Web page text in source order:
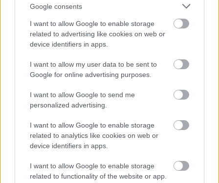
Google consents
I want to allow Google to enable storage
related to advertising like cookies on web or
device identifiers in apps.
I want to allow my user data to be sent to
Google for online advertising purposes.
I want to allow Google to send me
personalized advertising.
I want to allow Google to enable storage
related to analytics like cookies on web or
device identifiers in apps.
I want to allow Google to enable storage
related to functionality of the website or app.
szerepét játssza, ezzel kapcsolatban elmondta,
folytatta.„A lustaság meg a félelem is közrejátszott
abban, hogy felhagytam vele. Nem tartom magam elég
olvasottnak, holott az utóbbi években sokan
kapacitáltak, hogy folytassam a rendezést. Talán nem
hiszek eléggé magamban, illetve nem találok olyan
darabot, amit érdemes színpadra vinni”
meg. Egy csúfos bukásáról is beszámolt, miután
Zsótér Sándor azzal gratulált neki, hogy hatan
visszakérték a jegy árát, ami még neki sem sikerült.
Színészi munkájáról azt mondta, nem
munkaalkoholista, megelégszik havi 15 előadással.
hogy beljebb kerüljön egy figurába.„Mi, színészek tök
normális emberek vagyunk, azzal a különbséggel, hogy